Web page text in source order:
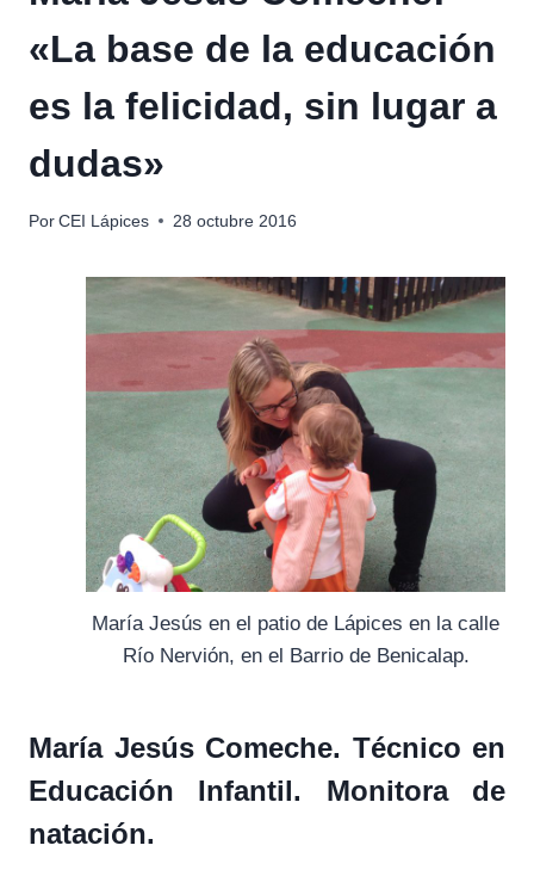
«La base de la educación
es la felicidad, sin lugar a
dudas»
Por CEI Lápices 28 octubre 2016
María Jesús en el patio de Lápices en la calle
Río Nervión, en el Barrio de Benicalap.
María Jesús Comeche. Técnico en
Educación Infantil. Monitora de
natación.